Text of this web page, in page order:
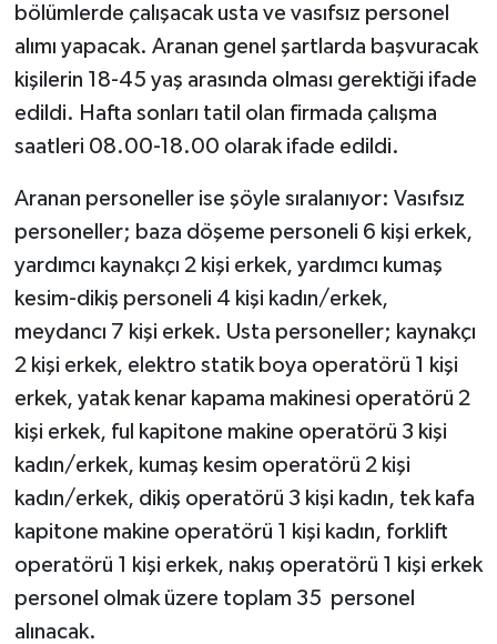
bölümlerde çalışacak usta ve vasıfsız personel
alımı yapacak. Aranan genel şartlarda başvuracak
kişilerin 18-45 yaş arasında olması gerektiği ifade
edildi. Hafta sonları tatil olan firmada çalışma
saatleri 08.00-18.00 olarak ifade edildi.
Aranan personeller ise şöyle sıralanıyor: Vasıfsız
personeller; baza döşeme personeli 6 kişi erkek,
yardımcı kaynakçı 2 kişi erkek, yardımcı kumaş
kesim-dikiş personeli 4 kişi kadın/erkek,
meydancı 7 kişi erkek. Usta personeller; kaynakçı
2 kişi erkek, elektro statik boya operatörü 1 kişi
erkek, yatak kenar kapama makinesi operatörü 2
kişi erkek, ful kapitone makine operatörü 3 kişi
kadın/erkek, kumaş kesim operatörü 2 kişi
kadın/erkek, dikiş operatörü 3 kişi kadın, tek kafa
kapitone makine operatörü 1 kişi kadın, forklift
operatörü 1 kişi erkek, nakış operatörü 1 kişi erkek
personel olmak üzere toplam 35 personel
alınacak.